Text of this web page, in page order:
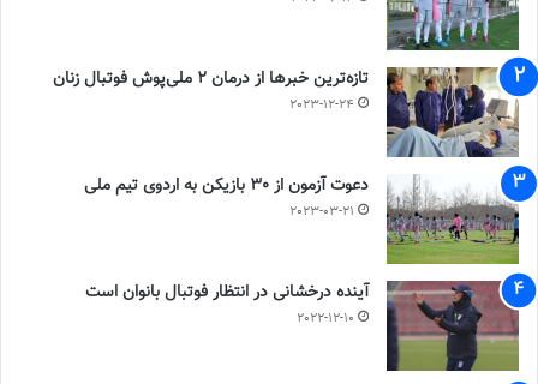
تازه‌ترین خبرها از درمان ۲ ملی‌پوش فوتبال زنان
2023-12-24
دعوت آزمون از 30 بازیکن به اردوی تیم ملی
2023-03-21
آینده درخشانی در انتظار فوتبال بانوان است
2022-12-10